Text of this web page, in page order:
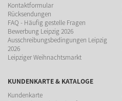
Kontaktformular
Rücksendungen
FAQ - Häufig gestelle Fragen
Bewerbung Leipzig 2026
Ausschreibungsbedingungen Leipzig
2026
Leipziger Weihnachtsmarkt
KUNDENKARTE & KATALOGE
Kundenkarte